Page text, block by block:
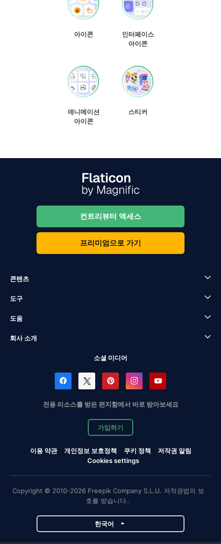
아이콘
인터페이스
아이콘
애니메이션
아이콘
스티커
컨트리뷰터 액세스
프리미엄으로 가기
콘텐츠
도구
도움
회사 소개
소셜 미디어
전용 리소스를 받은 편지함에서 바로 받아보세요
가입하기
이용 약관 개인정보 보호정책 쿠키 정책
저작권 알림
Cookies settings
Copyright © 2010-2026 Freepik Company S.L.U. 저작권법의 보
호를 받습니다..
한국어